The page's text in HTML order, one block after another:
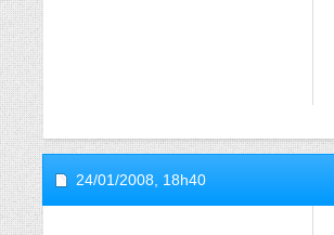
24/01/2008, 18h40